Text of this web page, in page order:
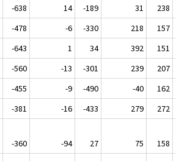
-638 14 -189 31
238
-478 -6 -330 218
157
-643 1 34 392
151
-560 -13 -301 239
207
-455 -9 -490 -40
162
-381 -16 -433 279
272
-360 -94 27 75
158